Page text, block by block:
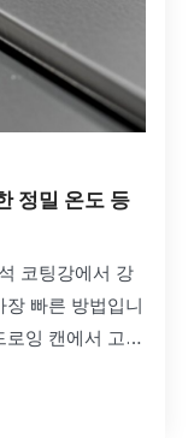
정밀 온도 등
코팅강에서 강
빠른 방법입니
잉 캔에서 고압
시키는 방법을